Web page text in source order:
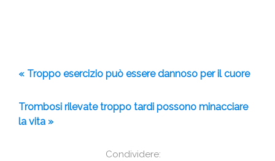
Condividere:
« Troppo esercizio può essere dannoso per il cuore
Trombosi rilevate troppo tardi possono minacciare
la vita »